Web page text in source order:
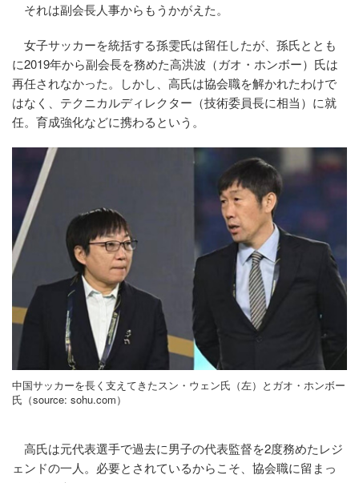
それは副会長人事からもうかがえた。
女子サッカーを統括する孫雯氏は留任したが、孫氏ととも
に2019年から副会長を務めた高洪波（ガオ・ホンボー）氏は
再任されなかった。しかし、高氏は協会職を解かれたわけで
はなく、テクニカルディレクター（技術委員長に相当）に就
任。育成強化などに携わるという。
中国サッカーを長く支えてきたスン・ウェン氏（左）とガオ・ホンボー
氏（source: sohu.com）
高氏は元代表選手で過去に男子の代表監督を2度務めたレジ
ェンドの一人。必要とされているからこそ、協会職に留まっ